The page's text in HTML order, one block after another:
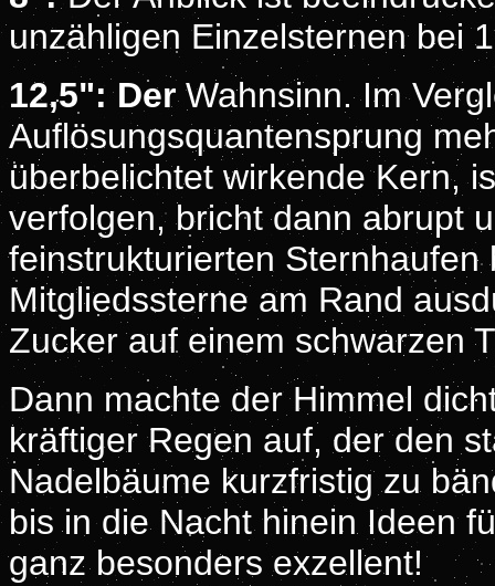
unzähligen Einzelsternen bei
12,5": DerWahnsinn. Im
Auflösungsquantensprung
überbelichtet wirkende Kern,
verfolgen, bricht dann abrupt
feinstrukturierten Sternhaufen
Mitgliedssterne am Rand
Zucker auf einem schwarzen
Dann machte der Himmel
kräftiger Regen auf, der den
Nadelbäume kurzfristig zu
bis in die Nacht hinein Ideen
ganz besonders exzellent!